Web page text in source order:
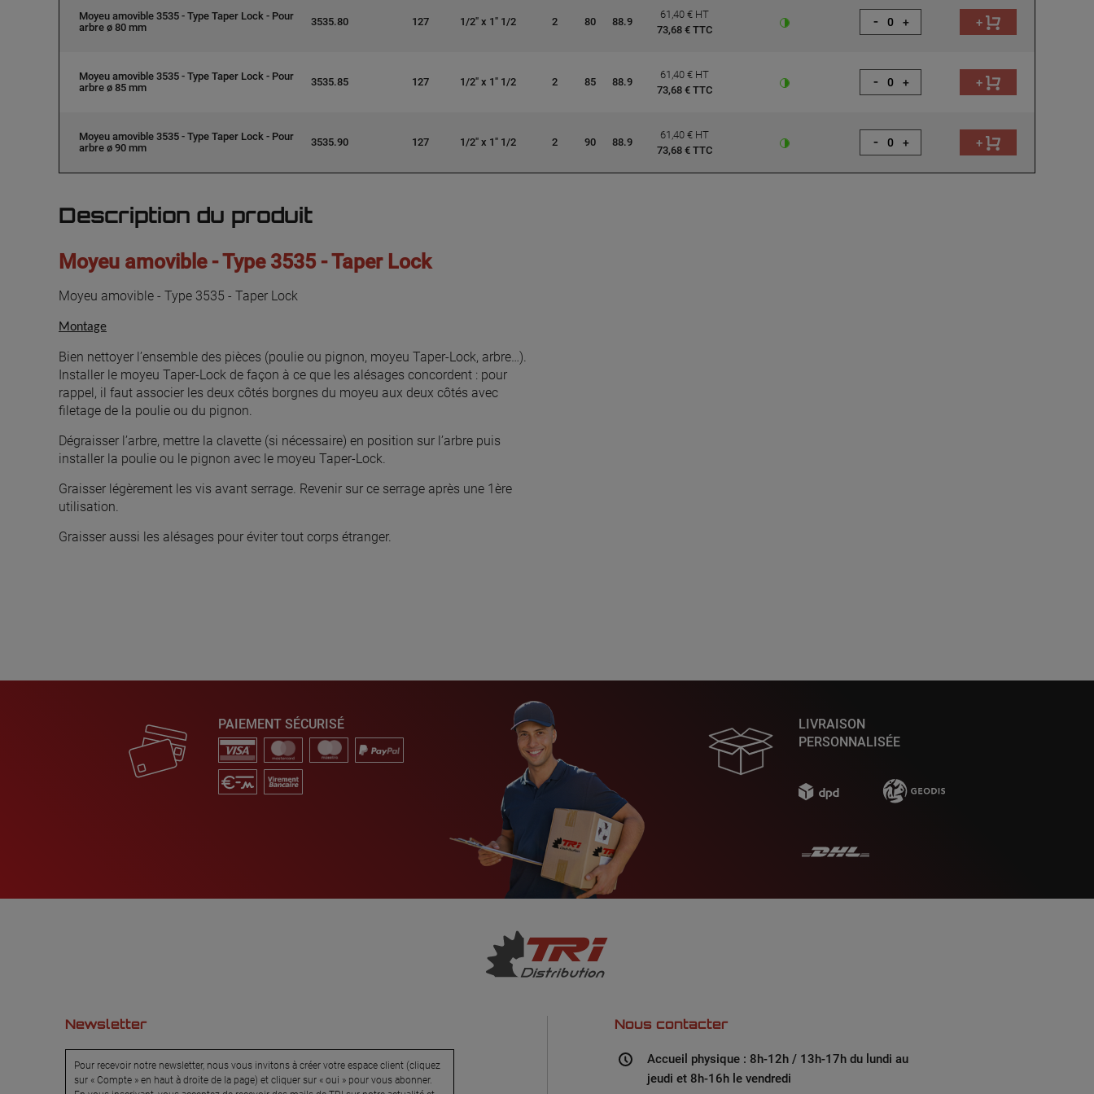
Moyeu amovible 3535 - Type Taper Lock - Pour
arbre ø 80 mm
3535.80 127 1/2" x 1" 1/2 2 80 88.9
61,40 € HT
73,68 € TTC
- + +
Moyeu amovible 3535 - Type Taper Lock - Pour
arbre ø 85 mm
3535.85 127 1/2" x 1" 1/2 2 85 88.9
61,40 € HT
73,68 € TTC
- + +
Moyeu amovible 3535 - Type Taper Lock - Pour
arbre ø 90 mm
3535.90 127 1/2" x 1" 1/2 2 90 88.9
61,40 € HT
73,68 € TTC
- + +
Description du produit
Moyeu amovible - Type 3535 - Taper Lock
Moyeu amovible - Type 3535 - Taper Lock
Montage
Bien nettoyer l’ensemble des pièces (poulie ou pignon, moyeu Taper-Lock, arbre…).
Installer le moyeu Taper-Lock de façon à ce que les alésages concordent : pour
rappel, il faut associer les deux côtés borgnes du moyeu aux deux côtés avec
filetage de la poulie ou du pignon.
Dégraisser l’arbre, mettre la clavette (si nécessaire) en position sur l’arbre puis
installer la poulie ou le pignon avec le moyeu Taper-Lock.
Graisser légèrement les vis avant serrage. Revenir sur ce serrage après une 1ère
utilisation.
Graisser aussi les alésages pour éviter tout corps étranger.
PAIEMENT SÉCURISÉ
LIVRAISON
PERSONNALISÉE
Newsletter
Pour recevoir notre newsletter, nous vous invitons à créer votre espace client (cliquez
sur « Compte » en haut à droite de la page) et cliquer sur « oui » pour vous abonner.
Nous contacter
Accueil physique : 8h-12h / 13h-17h du lundi au
jeudi et 8h-16h le vendredi